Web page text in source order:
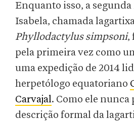
Enquanto isso, a segunda
Isabela, chamada
Phyllodactylus simpsoni,
pela primeira vez como
uma expedição de 2014
herpetólogo equatoriano
Carvajal. Como ele
descrição formal da